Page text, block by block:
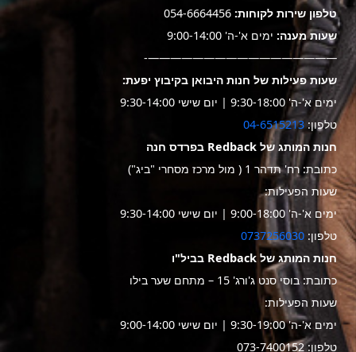
טלפון שירות לקוחות: 054-6664456
שעות מענה: ימים א'-ה' 9:00-14:00
—————————————————-
שעות פעילות של חנות היבואן בקיבוץ יפעת:
ימים א'-ה' 9:30-18:00 | יום שישי 9:30-14:00
טלפון: 04-6515213
חנות המותג של Redback בפרדס חנה
כתובת: רח' תדהר 1 ( מול מרכז מסחרי "ביג")
שעות הפעילות:
ימים א'-ה' 9:00-18:00 | יום שישי 9:30-14:00
טלפון: 0737256030
חנות המותג של Redback בביל"ו
כתובת: בוסי סנט ג'ורג' 15 – מתחם שער בילו
שעות הפעילות:
ימים א'-ה' 9:30-19:00 | יום שישי 9:00-14:00
טלפון: 073-7400152